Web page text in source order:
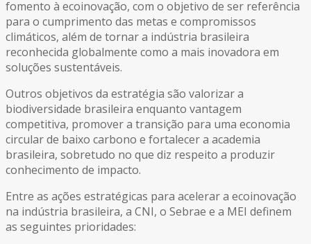
fomento à ecoinovação, com o objetivo de ser referência
para o cumprimento das metas e compromissos
climáticos, além de tornar a indústria brasileira
reconhecida globalmente como a mais inovadora em
soluções sustentáveis.
Outros objetivos da estratégia são valorizar a
biodiversidade brasileira enquanto vantagem
competitiva, promover a transição para uma economia
circular de baixo carbono e fortalecer a academia
brasileira, sobretudo no que diz respeito a produzir
conhecimento de impacto.
Entre as ações estratégicas para acelerar a ecoinovação
na indústria brasileira, a CNI, o Sebrae e a MEI definem
as seguintes prioridades: